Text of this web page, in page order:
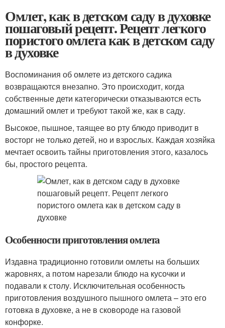
Омлет, как в детском саду в духовке
пошаговый рецепт. Рецепт легкого
пористого омлета как в детском саду
в духовке
Воспоминания об омлете из детского садика
возвращаются внезапно. Это происходит, когда
собственные дети категорически отказываются есть
домашний омлет и требуют такой же, как в саду.
Высокое, пышное, таящее во рту блюдо приводит в
восторг не только детей, но и взрослых. Каждая хозяйка
мечтает освоить тайны приготовления этого, казалось
бы, простого рецепта.
Особенности приготовления омлета
Издавна традиционно готовили омлеты на больших
жаровнях, а потом нарезали блюдо на кусочки и
подавали к столу. Исключительная особенность
приготовления воздушного пышного омлета – это его
готовка в духовке, а не в сковороде на газовой
конфорке.